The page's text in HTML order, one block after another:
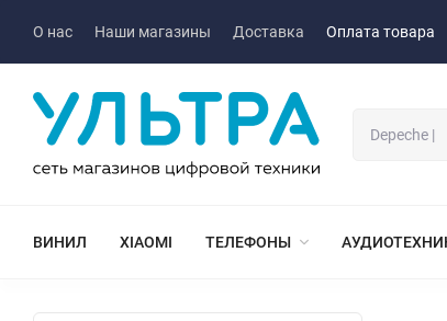
О нас Наши магазины Доставка Оплата товара
ВИНИЛ XIAOMI ТЕЛЕФОНЫ